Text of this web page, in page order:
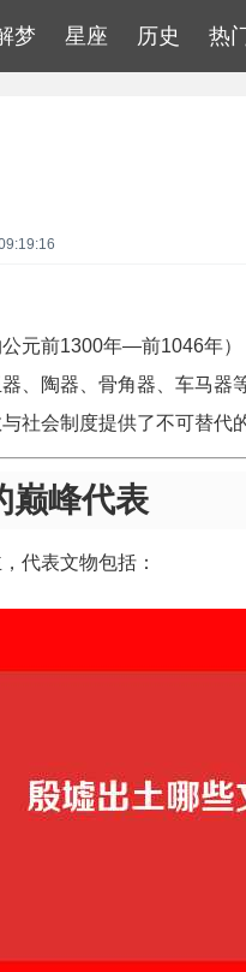
梦 星座 历史 热
元前1300年—前1046年
、陶器、骨角器、车马器
社会制度提供了不可替代
巅峰代表
代表文物包括：